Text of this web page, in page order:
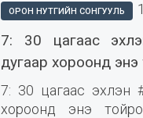
ОРОН НУТГИЙН СОНГУУЛЬ
7: 30 цагаас
дугаар хороонд энэ
7: 30 цагаас эхлэн
хороонд энэ